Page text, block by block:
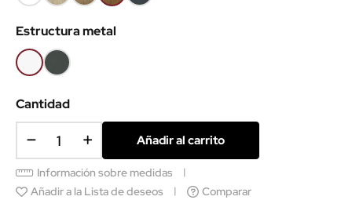
(EMB) claro
(EMB)
Nuez
(EMB)
viejo
(EMB)
(EMB)
Estructura metal
BlancoAntracita
Cantidad
Añadir al carrito
Información sobre medidas
Añadir a la Lista de deseos
Comparar